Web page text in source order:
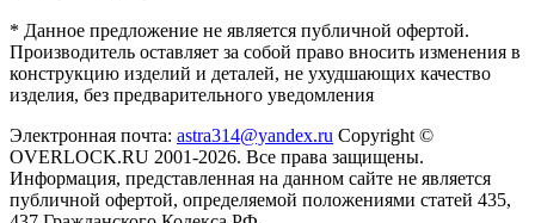
* Данное предложение не является публичной офертой.
Производитель оставляет за собой право вносить изменения в
конструкцию изделий и деталей, не ухудшающих качество
изделия, без предварительного уведомления
Электронная почта: astra314@yandex.ru Copyright ©
OVERLOCK.RU 2001-2026. Все права защищены.
Информация, представленная на данном сайте не является
публичной офертой, определяемой положениями статей 435,